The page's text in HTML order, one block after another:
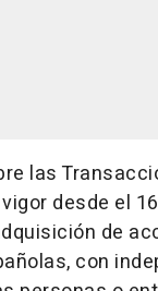
las
desde el
de
con